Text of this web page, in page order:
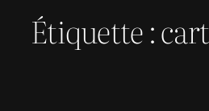
Étiquette :